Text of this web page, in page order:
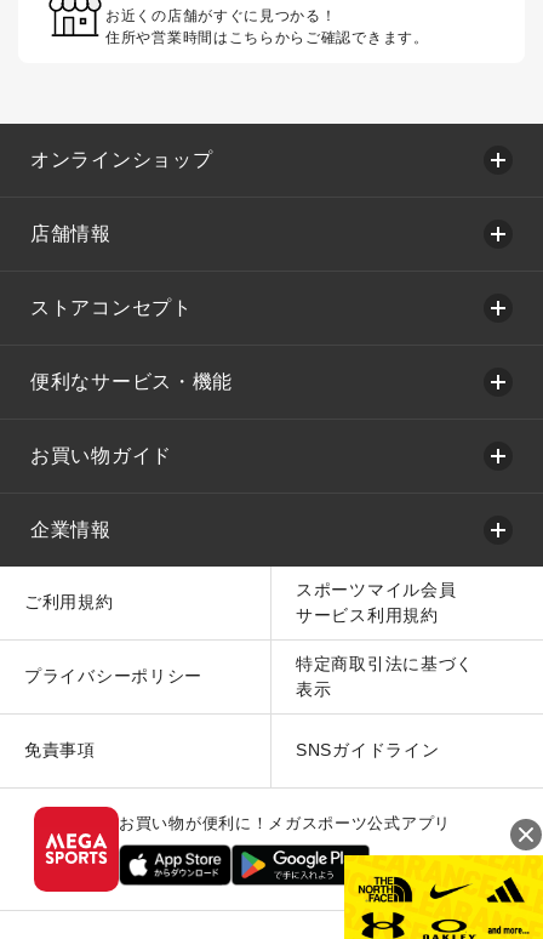
お近くの店舗がすぐに見つかる！
住所や営業時間はこちらからご確認できます。
オンラインショップ
店舗情報
ストアコンセプト
便利なサービス・機能
お買い物ガイド
企業情報
ご利用規約
スポーツマイル会員
サービス利用規約
プライバシーポリシー
特定商取引法に基づく
表示
免責事項 SNSガイドライン
お買い物が便利に！メガスポーツ公式アプリ